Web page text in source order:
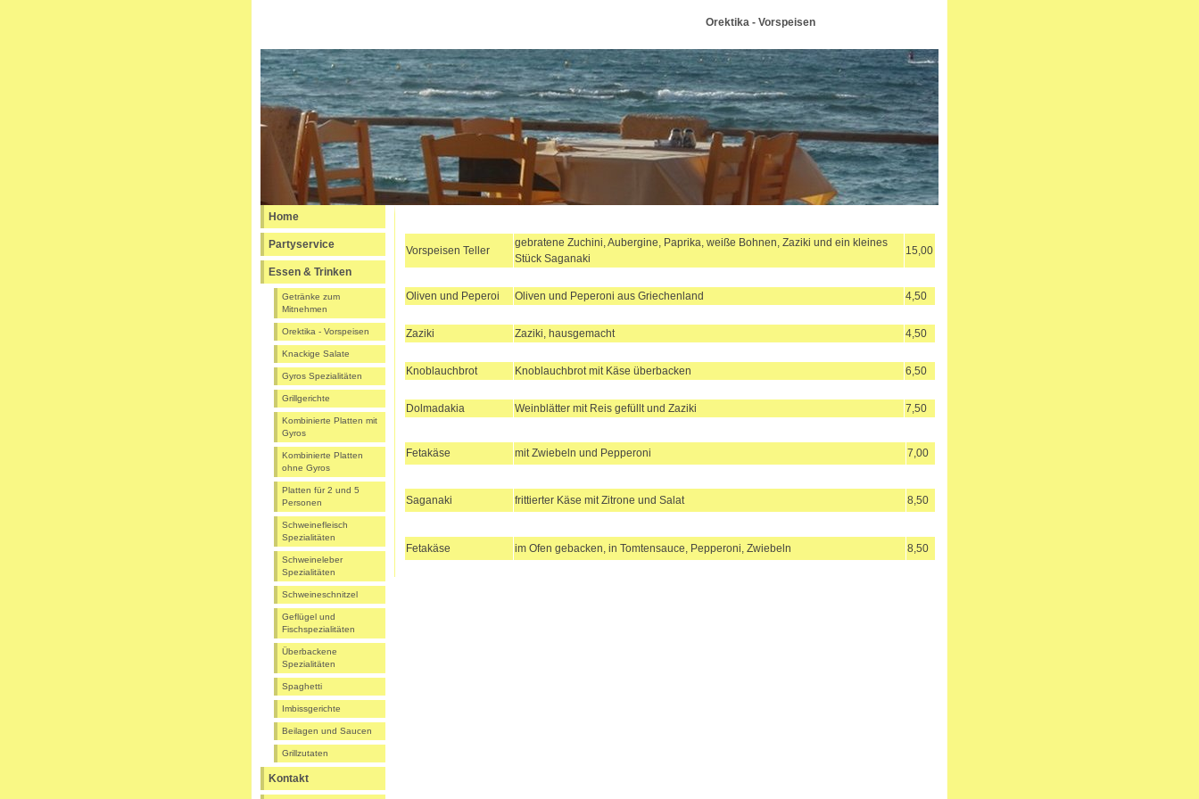
Orektika - Vorspeisen
Home
Partyservice
Essen & Trinken
Getränke zum
Mitnehmen
Orektika - Vorspeisen
Knackige Salate
Gyros Spezialitäten
Grillgerichte
Kombinierte Platten mit
Gyros
Kombinierte Platten
ohne Gyros
Platten für 2 und 5
Personen
Schweinefleisch
Spezialitäten
Schweineleber
Spezialitäten
Schweineschnitzel
Geflügel und
Fischspezialitäten
Überbackene
Spezialitäten
Spaghetti
Imbissgerichte
Beilagen und Saucen
Grillzutaten
Kontakt
Vorspeisen Teller
gebratene Zuchini, Aubergine, Paprika, weiße Bohnen, Zaziki und ein kleines
Stück Saganaki
15,00
O liven und Peperoi O liven und Peperoni aus Griechenland 4,50
Zaziki Zaziki, hausgemacht 4,50
Knoblauchbrot Knoblauchbrot mit Käse überbacken 6,50
Dolmadakia Weinblätter mit Reis gefüllt und Zaziki 7,50
Fetakäse mit Zwiebeln und Pepperoni 7,00
Saganaki frittierter Käse mit Zitrone und Salat 8,50
Fetakäse im Ofen gebacken, in Tomtensauce, Pepperoni, Zwiebeln 8,50